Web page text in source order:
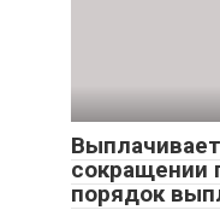
сокращении
порядок